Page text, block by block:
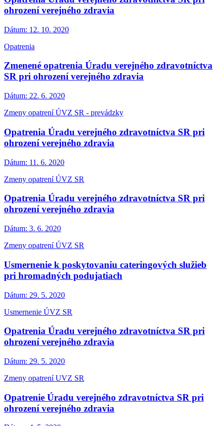
ohrození verejného zdravia
Dátum: 12. 10. 2020
Opatrenia
Zmenené opatrenia Úradu verejného zdravotníctva
SR pri ohrození verejného zdravia
Dátum: 22. 6. 2020
Zmeny opatrení ÚVZ SR - prevádzky
Opatrenia Úradu verejného zdravotníctva SR pri
ohrození verejného zdravia
Dátum: 11. 6. 2020
Zmeny opatrení ÚVZ SR
Opatrenia Úradu verejného zdravotníctva SR pri
ohrození verejného zdravia
Dátum: 3. 6. 2020
Zmeny opatrení ÚVZ SR
Usmernenie k poskytovaniu cateringových služieb
pri hromadných podujatiach
Dátum: 29. 5. 2020
Usmernenie ÚVZ SR
Opatrenia Úradu verejného zdravotníctva SR pri
ohrození verejného zdravia
Dátum: 29. 5. 2020
Zmeny opatrení UVZ SR
Opatrenie Úradu verejného zdravotníctva SR pri
ohrození verejného zdravia